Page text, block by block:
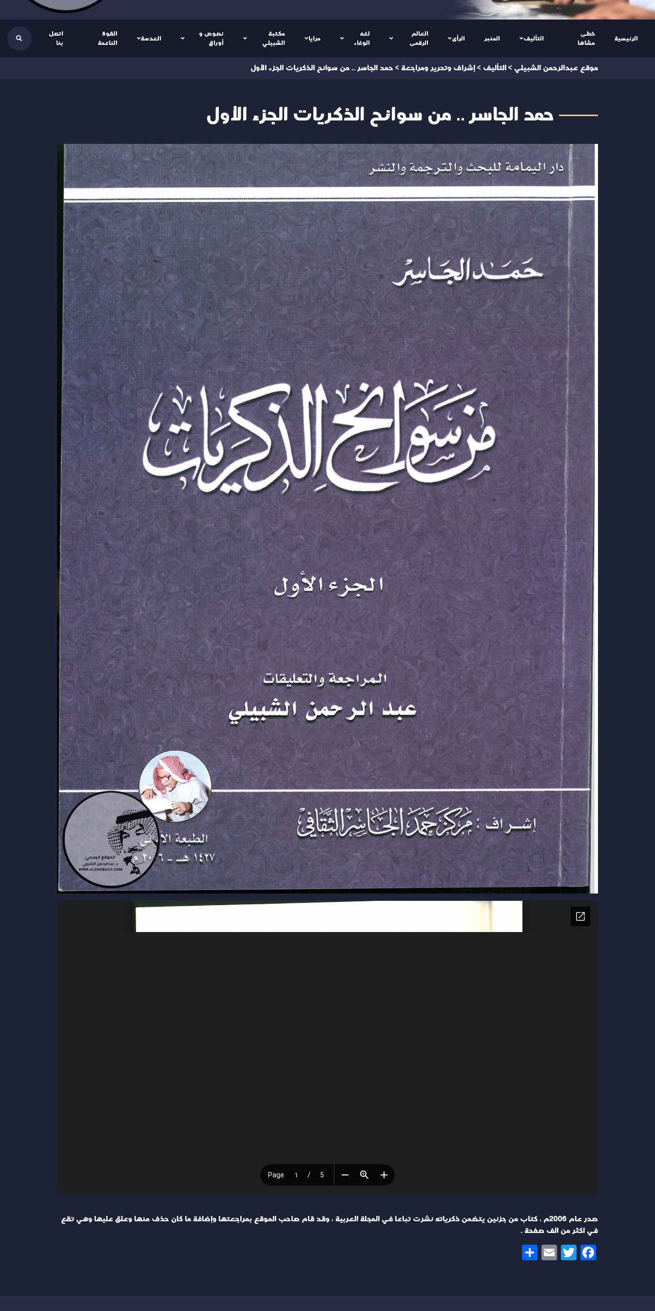
الرئيسية
خطى
مشاها
التأليف المنبر الرأى
العالم
الرقمى
لغه
الوفاء
مرايا
مكتبة
الشبيلي
نصوص و
أوراق
العدسة
القوة
الناعمة
اتصل
بنا
موقع عبدالرحمن الشبيلي > التأليف > إشراف وتحرير ومراجعة > حمد الجاسر .. من سوانح الذكريات الجزء الأول
حمد الجاسر .. من سوانح الذكريات الجزء الأول
صدر عام 2006م ، كتاب من جزئين يتضمن ذكرياته نشرت تباعا في المجلة العربية ، وقد قام صاحب الموقع بمراجعتها وإضافة ما كان حذف منها وعلق عليها وهي تقع
في اكثر من الف صفحة .
Facebook
Twitter
Email